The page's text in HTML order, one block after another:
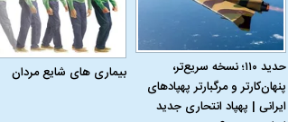
حدید ۱۱۰؛ نسخه سریع‌تر،
پنهان‌کارتر و مرگبارتر پهپادهای
ایرانی | پهپاد انتحاری جدید
بیماری‌ های شایع مردان
در فرهنگ
عزاداری ماه محرم در دوران قاجار چگونه
انجام می‌شد؟